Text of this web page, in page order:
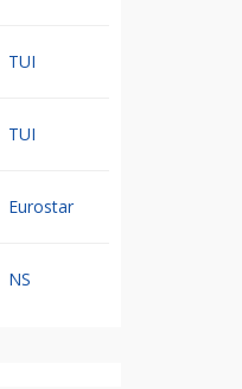
TUI
TUI
Eurostar
NS